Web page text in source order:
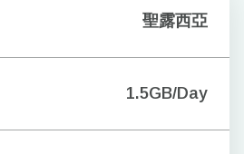
聖露西亞
1.5GB/Day